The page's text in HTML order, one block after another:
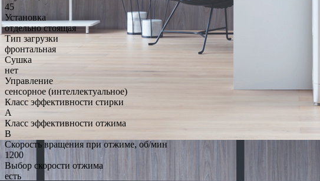
45
Установка
отдельно стоящая
Тип загрузки
фронтальная
Сушка
нет
Управление
сенсорное (интеллектуальное)
Класс эффективности стирки
A
Класс эффективности отжима
B
Скорость вращения при отжиме, об/мин
1200
Выбор скорости отжима
есть